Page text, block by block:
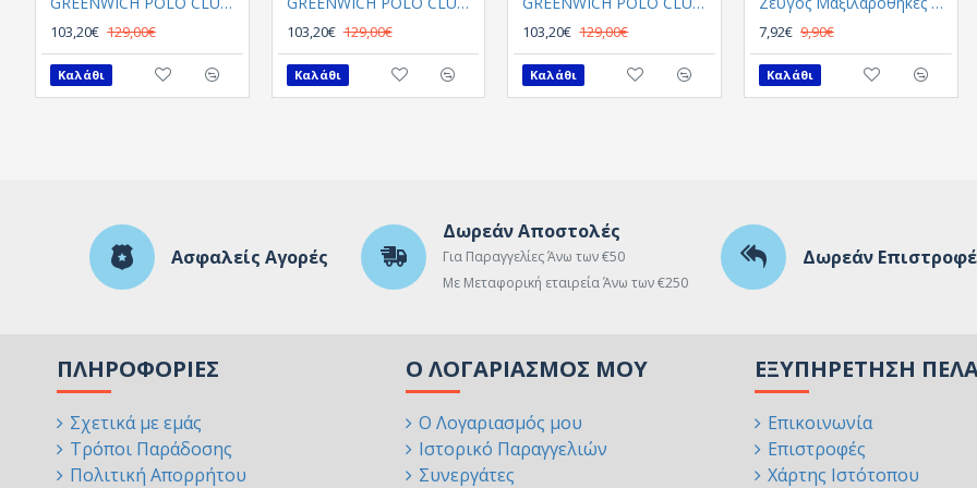
103,20€ 129,00€
Καλάθι
103,20€ 129,00€
Καλάθι
103,20€ 129,00€
Καλάθι
42,50€ 85,00€
Καλάθι
7,92€ 9,90€
Καλάθι
Ασφαλείς Αγορές
Δωρεάν Αποστολές
Για Παραγγελίες Άνω των €50
Με Μεταφορική εταιρεία Άνω των €250
Δωρεάν
ΠΛΗΡΟΦΟΡΊΕΣ
Σχετικά με εμάς
Τρόποι Παράδοσης
Πολιτική Απορρήτου
Ο ΛΟΓΑΡΙΑΣΜΌΣ ΜΟΥ
Ο Λογαριασμός μου
Ιστορικό Παραγγελιών
Συνεργάτες
ΕΞΥΠΗΡΈΤΗΣΗ
Επικοινωνία
Επιστροφές
Χάρτης Ιστότοπου